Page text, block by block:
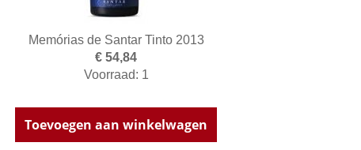
Memórias de Santar Tinto 2013
€ 54,84
Voorraad: 1
Toevoegen aan winkelwagen